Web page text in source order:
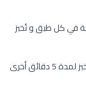
المشروم على الأطباق و نكسر 2 بيضة في كل طبق و تُخبز
نزيد حرارة الفرن و ننثر باقي الجبن على البيض و يُخبز لمدة 5 دقائق أخرى